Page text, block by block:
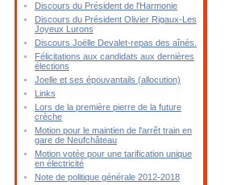
Discours du Président de l'Harmonie
Discours du Président Olivier Rigaux-Les
Joyeux Lurons
Discours Joëlle Devalet-repas des aînés.
Félicitations aux candidats aux dernières
élections
Joelle et ses épouvantails (allocution)
Links
Lors de la première pierre de la future
crèche
Motion pour le maintien de l'arrêt train en
gare de Neufchâteau
Motion votée pour une tarification unique
en électricité
Note de politique générale 2012-2018